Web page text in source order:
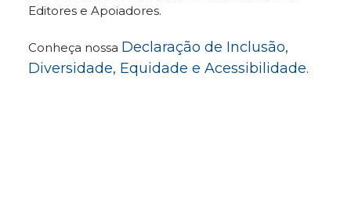
Editores e Apoiadores.
Conheça nossa Declaração de Inclusão,
Diversidade, Equidade e Acessibilidade.